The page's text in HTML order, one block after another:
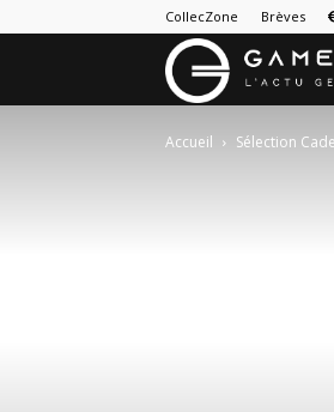
CollecZone Brèves
Accueil Sélection